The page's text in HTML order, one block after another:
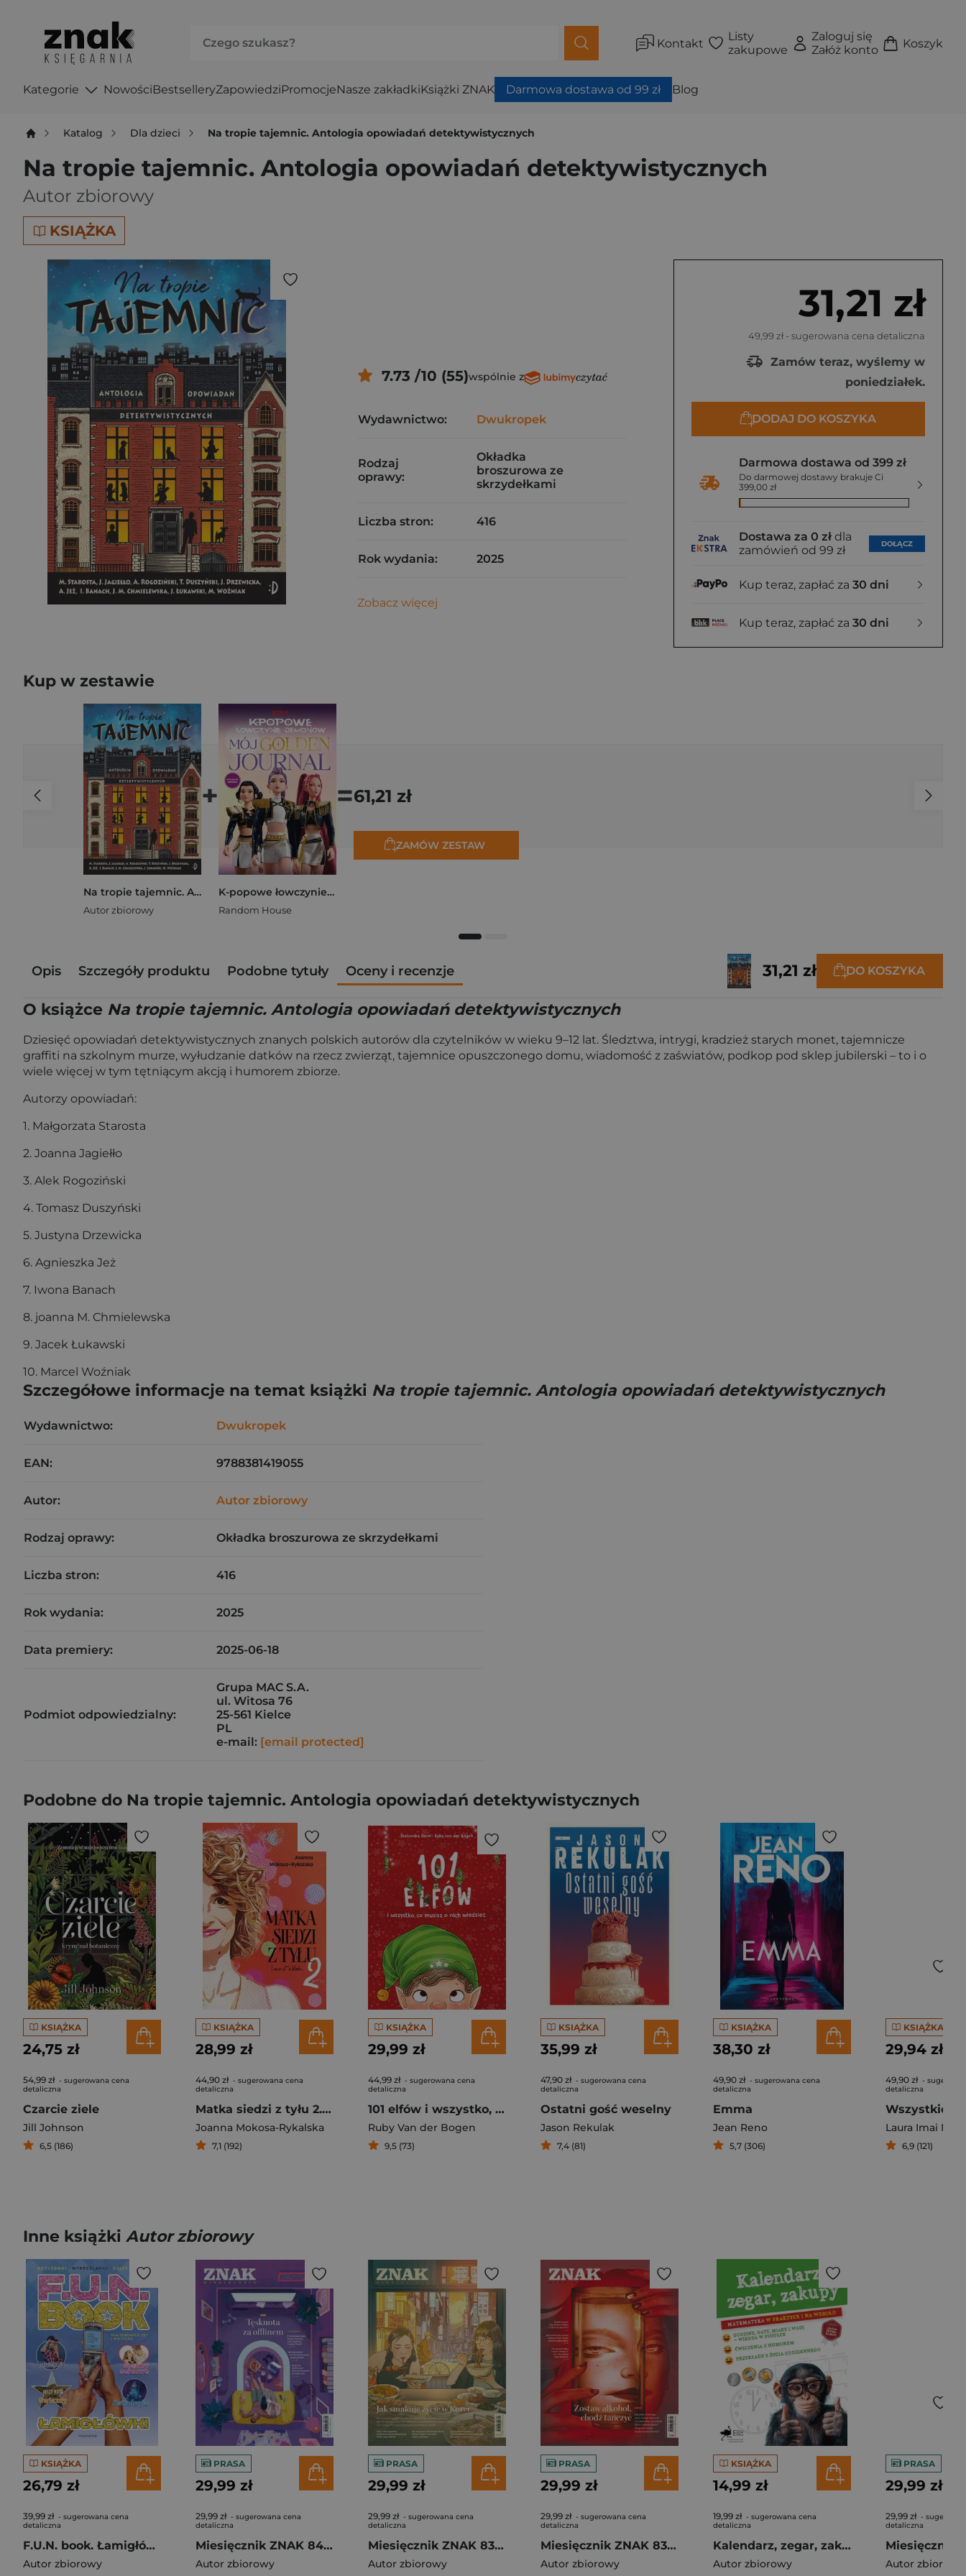
Kontakt
Listy
zakupowe
Zaloguj się
Załóż konto
Koszyk
Kategorie NowościBestselleryZapowiedziPromocjeNasze zakładkiKsiążki ZNAK Darmowa dostawa od 99 zł Blog
Katalog Dla dzieci Na tropie tajemnic. Antologia opowiadań detektywistycznych
Na tropie tajemnic. Antologia opowiadań detektywistycznych
Autor zbiorowy
KSIĄŻKA
31,21 zł
49,99 zł - sugerowana cena detaliczna
Zamów teraz, wyślemy w
poniedziałek.
DODAJ DO KOSZYKA
Darmowa dostawa od 399 zł
Do darmowej dostawy brakuje Ci
399,00 zł
Dostawa za 0 zł dla
zamówień od 99 zł
DOŁĄCZ
Kup teraz, zapłać za 30 dni
Kup teraz, zapłać za 30 dni
7.73 /10 (55)wspólnie z
Wydawnictwo: Dwukropek
Rodzaj
oprawy:
Okładka
broszurowa ze
skrzydełkami
Liczba stron: 416
Rok wydania: 2025
Zobacz więcej
Kup w zestawie
Na tropie tajemnic. Antologia opowiadań detektywistycznych
Autor zbiorowy
+
K-popowe łowczynie demonów. Mój golden journal. Oficjalny dziennik
Random House
=61,21 zł
ZAMÓW ZESTAW
Opis Szczegóły produktu Podobne tytuły Oceny i recenzje 31,21 zł DO KOSZYKA
O książce Na tropie tajemnic. Antologia opowiadań detektywistycznych
Dziesięć opowiadań detektywistycznych znanych polskich autorów dla czytelników w wieku 9–12 lat. Śledztwa, intrygi, kradzież starych monet, tajemnicze
graffiti na szkolnym murze, wyłudzanie datków na rzecz zwierząt, tajemnice opuszczonego domu, wiadomość z zaświatów, podkop pod sklep jubilerski – to i o
wiele więcej w tym tętniącym akcją i humorem zbiorze.
Autorzy opowiadań:
1. Małgorzata Starosta
2. Joanna Jagiełło
3. Alek Rogoziński
4. Tomasz Duszyński
5. Justyna Drzewicka
6. Agnieszka Jeż
7. Iwona Banach
8. joanna M. Chmielewska
9. Jacek Łukawski
10. Marcel Woźniak
Szczegółowe informacje na temat książki Na tropie tajemnic. Antologia opowiadań detektywistycznych
Wydawnictwo: Dwukropek
EAN: 9788381419055
Autor: Autor zbiorowy
Rodzaj oprawy: Okładka broszurowa ze skrzydełkami
Liczba stron: 416
Rok wydania: 2025
Data premiery: 2025-06-18
Podmiot odpowiedzialny:
Grupa MAC S.A.
ul. Witosa 76
25-561 Kielce
PL
e-mail: [email protected]
Podobne do Na tropie tajemnic. Antologia opowiadań detektywistycznych
KSIĄŻKA
24,75 zł
54,99 zł - sugerowana cena
detaliczna
Czarcie ziele
Jill Johnson
6,5 (186)
KSIĄŻKA
28,99 zł
44,90 zł - sugerowana cena
detaliczna
Matka siedzi z tyłu 2. I znów d**a blada
Joanna Mokosa-Rykalska
7,1 (192)
KSIĄŻKA
29,99 zł
44,99 zł - sugerowana cena
detaliczna
101 elfów i wszystko, co musisz o nich wiedzieć
Ruby Van der Bogen
9,5 (73)
KSIĄŻKA
35,99 zł
47,90 zł - sugerowana cena
detaliczna
Ostatni gość weselny
Jason Rekulak
7,4 (81)
KSIĄŻKA
38,30 zł
49,90 zł - sugerowana cena
detaliczna
Emma
Jean Reno
5,7 (306)
KSIĄŻKA
29,94 zł
49,90 zł -
detaliczna
Laura Imai
6,9 (121)
Inne książki Autor zbiorowy
KSIĄŻKA
26,79 zł
39,99 zł - sugerowana cena
detaliczna
F.U.N. book. Łamigłówki
Autor zbiorowy
PRASA
29,99 zł
29,99 zł - sugerowana cena
detaliczna
Miesięcznik ZNAK 840 (5/2025) - Tęsknota za offlinem
Autor zbiorowy
PRASA
29,99 zł
29,99 zł - sugerowana cena
detaliczna
Miesięcznik ZNAK 839 (4/2025) - Jak smakuje życie w Korei
Autor zbiorowy
PRASA
29,99 zł
29,99 zł - sugerowana cena
detaliczna
Miesięcznik ZNAK 838 (3/2025) - Zostaw alkohol, chodź tańczyć
Autor zbiorowy
KSIĄŻKA
14,99 zł
19,99 zł - sugerowana cena
detaliczna
Kalendarz, zegar, zakupy. Matematyka w praktyce i na wesoło
Autor zbiorowy
PRASA
29,99 zł
29,99 zł -
detaliczna
Autor zbiorowy